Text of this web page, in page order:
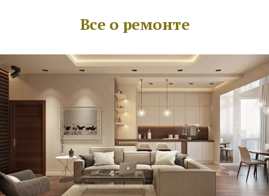
Все о ремонте